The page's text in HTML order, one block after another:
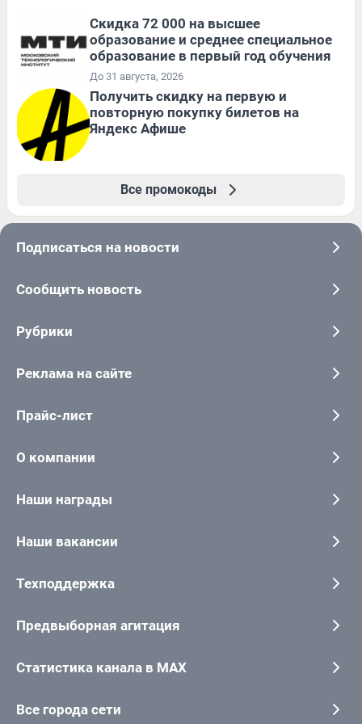
Скидка 72 000 на высшее
образование и среднее специальное
образование в первый год обучения
До 31 августа, 2026
Получить скидку на первую и
повторную покупку билетов на
Яндекс Афише
Все промокоды
Подписаться на новости
Сообщить новость
Рубрики
Реклама на сайте
Прайс-лист
О компании
Наши награды
Наши вакансии
Техподдержка
Предвыборная агитация
Статистика канала в MAX
Все города сети